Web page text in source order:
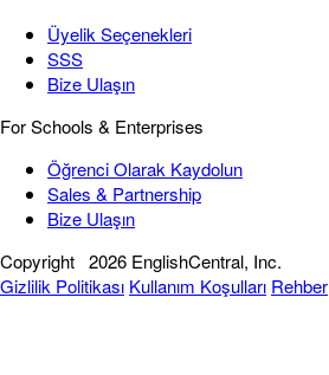
Üyelik Seçenekleri
SSS
Bize Ulaşın
For Schools & Enterprises
Öğrenci Olarak Kaydolun
Sales & Partnership
Bize Ulaşın
Copyright 2026 EnglishCentral, Inc.
Gizlilik Politikası Kullanım Koşulları Rehber